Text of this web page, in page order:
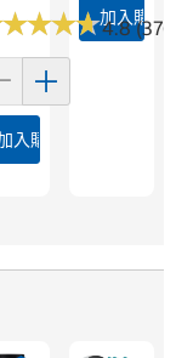
★★★★
★★★★4.8
入購物車
加入購物